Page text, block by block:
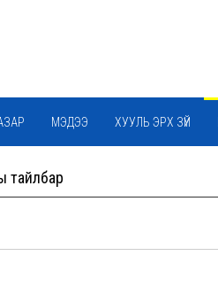
МЭДЭЭ ХУУЛЬ ЭРХ ЗҮЙ
тайлбар